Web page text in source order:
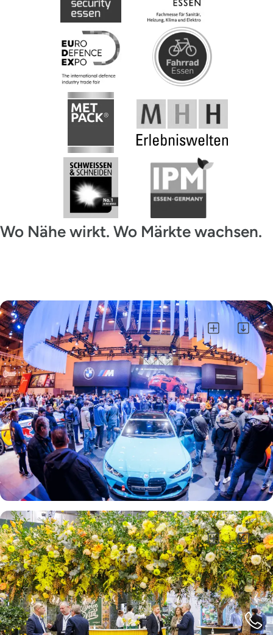
Wo Nähe wirkt. Wo Märkte wachsen.